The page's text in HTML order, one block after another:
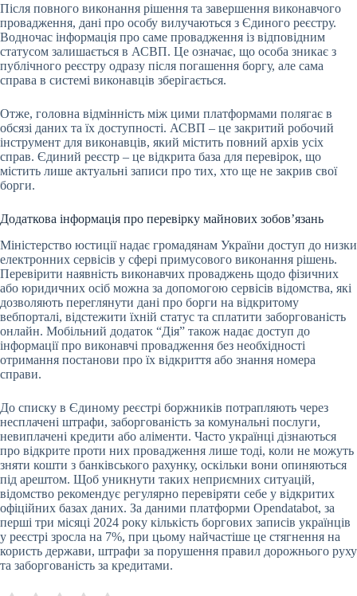
Після повного виконання рішення та завершення виконавчого
провадження, дані про особу вилучаються з Єдиного реєстру.
Водночас інформація про саме провадження із відповідним
статусом залишається в АСВП. Це означає, що особа зникає з
публічного реєстру одразу після погашення боргу, але сама
справа в системі виконавців зберігається.
Отже, головна відмінність між цими платформами полягає в
обсязі даних та їх доступності. АСВП – це закритий робочий
інструмент для виконавців, який містить повний архів усіх
справ. Єдиний реєстр – це відкрита база для перевірок, що
містить лише актуальні записи про тих, хто ще не закрив свої
борги.
Додаткова інформація про перевірку майнових зобов’язань
Міністерство юстиції надає громадянам України доступ до низки
електронних сервісів у сфері примусового виконання рішень.
Перевірити наявність виконавчих проваджень щодо фізичних
або юридичних осіб можна за допомогою сервісів відомства, які
дозволяють переглянути дані про борги на відкритому
вебпорталі, відстежити їхній статус та сплатити заборгованість
онлайн. Мобільний додаток “Дія” також надає доступ до
інформації про виконавчі провадження без необхідності
отримання постанови про їх відкриття або знання номера
справи.
До списку в Єдиному реєстрі боржників потрапляють через
несплачені штрафи, заборгованість за комунальні послуги,
невиплачені кредити або аліменти. Часто українці дізнаються
про відкрите проти них провадження лише тоді, коли не можуть
зняти кошти з банківського рахунку, оскільки вони опиняються
під арештом. Щоб уникнути таких неприємних ситуацій,
відомство рекомендує регулярно перевіряти себе у відкритих
офіційних базах даних. За даними платформи Opendatabot, за
перші три місяці 2024 року кількість боргових записів українців
у реєстрі зросла на 7%, при цьому найчастіше це стягнення на
користь держави, штрафи за порушення правил дорожнього руху
та заборгованість за кредитами.